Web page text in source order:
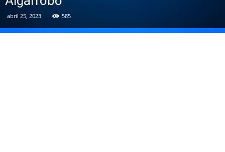
abril 25, 2023 585